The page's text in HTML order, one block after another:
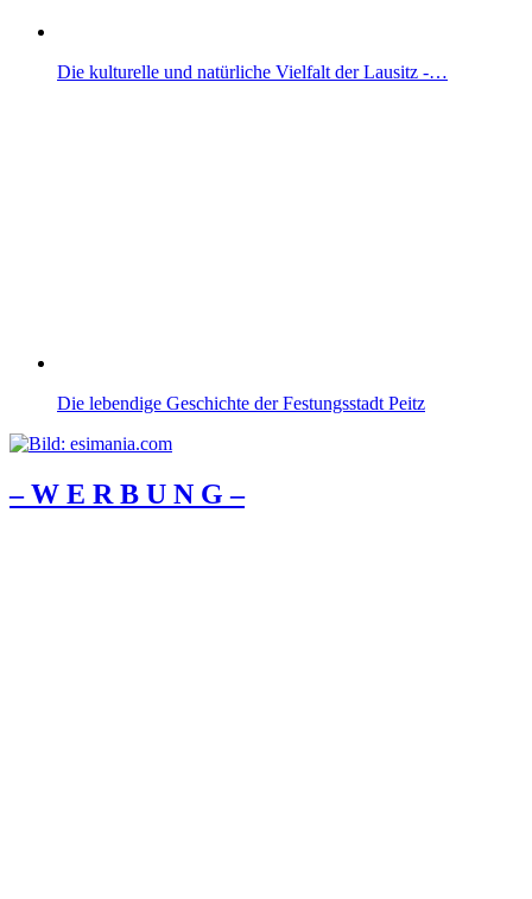
Die kulturelle und natürliche Vielfalt der Lausitz -…
Die lebendige Geschichte der Festungsstadt Peitz
– W Ε R Β U Ν G –